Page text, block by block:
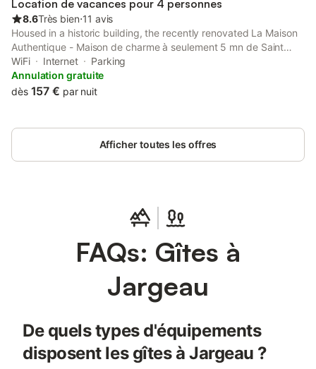
Location de vacances pour 4 personnes
8.6Très bien⋅11 avis
Housed in a historic building, the recently renovated La Maison
Authentique - Maison de charme à seulement 5 mn de Saint
Denis de l'Hôtel, 10 mn de Châteauneuf sur Loire et 20 mn
d'Orléans features accommodation with a garden and free WiFi.
WiFi Internet
Parking
Annulation gratuite
dès 157 € par nuit
Afficher toutes les offres
FAQs: Gîtes à
Jargeau
De quels types d'équipements
disposent les gîtes à Jargeau ?